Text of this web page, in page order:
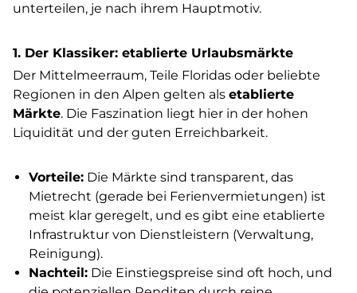
unterteilen, je nach ihrem Hauptmotiv.
1. Der Klassiker: etablierte Urlaubsmärkte
Der Mittelmeerraum, Teile Floridas oder beliebte
Regionen in den Alpen gelten als etablierte
Märkte. Die Faszination liegt hier in der hohen
Liquidität und der guten Erreichbarkeit.
Vorteile: Die Märkte sind transparent, das
Mietrecht (gerade bei Ferienvermietungen) ist
meist klar geregelt, und es gibt eine etablierte
Infrastruktur von Dienstleistern (Verwaltung,
Reinigung).
Nachteil: Die Einstiegspreise sind oft hoch, und